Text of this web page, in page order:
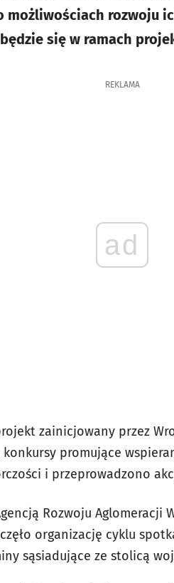
możliwościach rozwoju
się w ramach
REKLAMA
ad
zainicjowany przez
promujące
i przeprowadzono
Rozwoju Aglomeracji
organizację cyklu
sąsiadujące ze stolicą